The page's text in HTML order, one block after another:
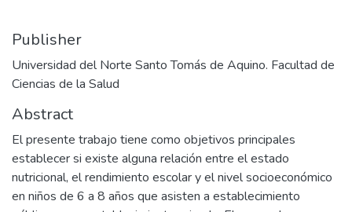
Publisher
Universidad del Norte Santo Tomás de Aquino. Facultad de
Ciencias de la Salud
Abstract
El presente trabajo tiene como objetivos principales
establecer si existe alguna relación entre el estado
nutricional, el rendimiento escolar y el nivel socioeconómico
en niños de 6 a 8 años que asisten a establecimiento